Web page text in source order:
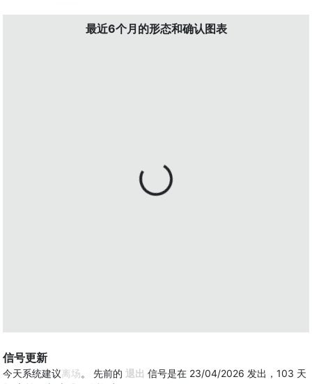
最近6个月的形态和确认图表
信号更新
今天系统建议离场。 先前的 退出 信号是在 23/04/2026 发出，103 天